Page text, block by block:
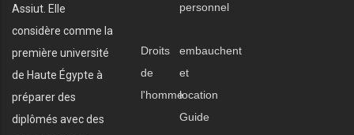
Assiut. Elle
considère comme la
première université
de Haute Égypte à
préparer des
diplômés avec des
personnel
Droits
de
l'homme
embauchent
et
location
Guide